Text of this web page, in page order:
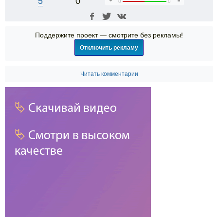
0 0
Поддержите проект — смотрите без рекламы!
Отключить рекламу
Читать комментарии